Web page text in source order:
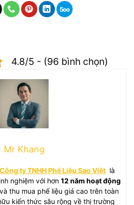
4.8/5 - (96 bình chọn)
Mr Khang
Công ty TNHH Phế Liệu Sao Việt là
nghiệm với hơn 12 năm hoạt động
thu mua phế liệu giá cao trên toàn
kiến thức sâu rộng về thị trường